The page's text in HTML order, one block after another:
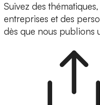
Suivez des
entreprises et des
dès que nous publions